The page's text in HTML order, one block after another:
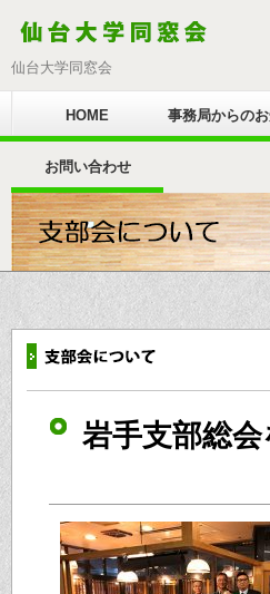
仙台大学同窓会
HOME 事務局からの
お問い合わせ
岩手支部総